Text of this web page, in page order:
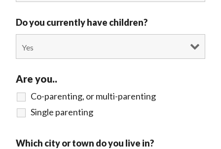
Do you currently have children?
Are you..
Co-parenting, or multi-parenting
Single parenting
Which city or town do you live in?